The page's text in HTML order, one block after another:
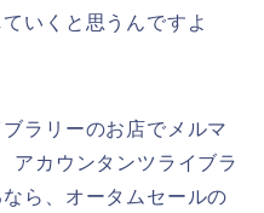
いくと思うんですよ
ラリーのお店でメルマ
アカウンタンツライブラ
ら、オータムセールの